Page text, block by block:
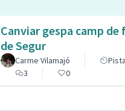
Canviar gespa camp
de Segur
Carme Vilamajó
3
0